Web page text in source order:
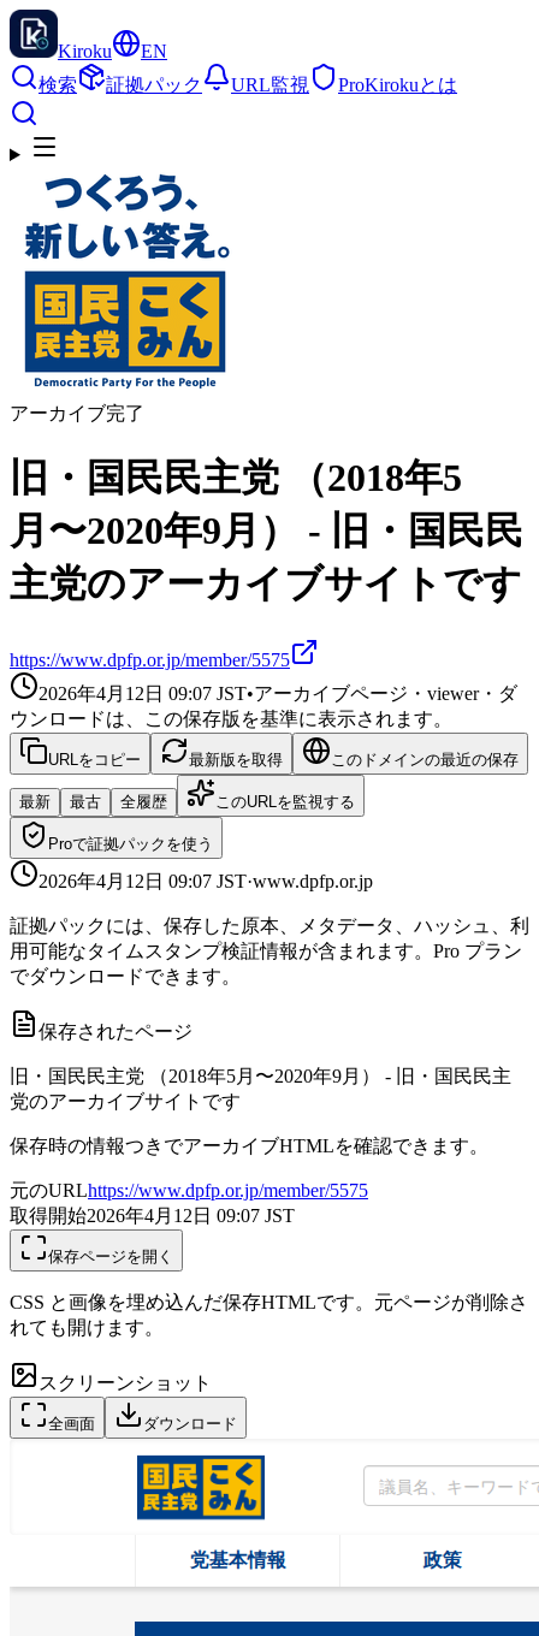
Kiroku
EN
検索
証拠パック URL監視 ProKirokuとは
アーカイブ完了
旧・国民民主党 （2018年5
月〜2020年9月） - 旧・国民民
主党のアーカイブサイトです
https://www.dpfp.or.jp/member/5575
2026年4月12日 09:07 JST•アーカイブページ・viewer・ダ
ウンロードは、この保存版を基準に表示されます。
URLをコピー 最新版を取得 このドメインの最近の保存
最新 最古 全履歴 このURLを監視する
Proで証拠パックを使う
2026年4月12日 09:07 JST·www.dpfp.or.jp
証拠パックには、保存した原本、メタデータ、ハッシュ、利
用可能なタイムスタンプ検証情報が含まれます。Pro プラン
でダウンロードできます。
保存されたページ
旧・国民民主党 （2018年5月〜2020年9月） - 旧・国民民主
党のアーカイブサイトです
保存時の情報つきでアーカイブHTMLを確認できます。
元のURLhttps://www.dpfp.or.jp/member/5575
取得開始2026年4月12日 09:07 JST
保存ページを開く
CSS と画像を埋め込んだ保存HTMLです。元ページが削除さ
れても開けます。
スクリーンショット
全画面 ダウンロード